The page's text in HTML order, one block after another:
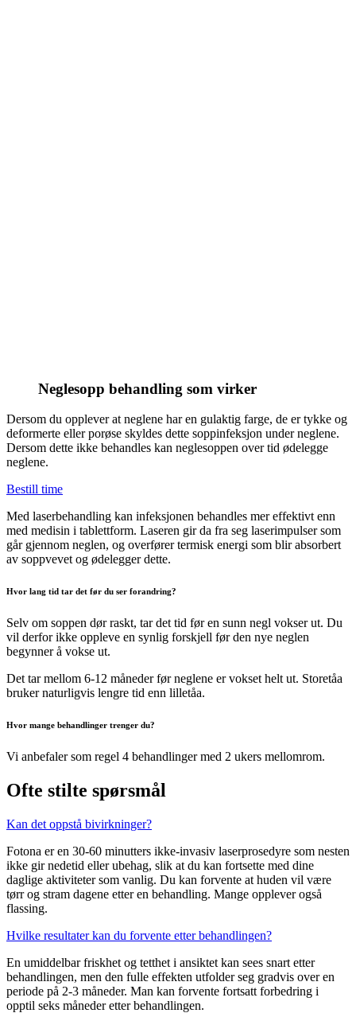
Neglesopp behandling som virker
Dersom du opplever at neglene har en gulaktig farge, de er tykke og
deformerte eller porøse skyldes dette soppinfeksjon under neglene.
Dersom dette ikke behandles kan neglesoppen over tid ødelegge
neglene.
Bestill time
Med laserbehandling kan infeksjonen behandles mer effektivt enn
med medisin i tablettform. Laseren gir da fra seg laserimpulser som
går gjennom neglen, og overfører termisk energi som blir absorbert
av soppvevet og ødelegger dette.
Hvor lang tid tar det før du ser forandring?
Selv om soppen dør raskt, tar det tid før en sunn negl vokser ut. Du
vil derfor ikke oppleve en synlig forskjell før den nye neglen
begynner å vokse ut.
Det tar mellom 6-12 måneder før neglene er vokset helt ut. Storetåa
bruker naturligvis lengre tid enn lilletåa.
Hvor mange behandlinger trenger du?
Vi anbefaler som regel 4 behandlinger med 2 ukers mellomrom.
Ofte stilte spørsmål
Kan det oppstå bivirkninger?
Fotona er en 30-60 minutters ikke-invasiv laserprosedyre som nesten
ikke gir nedetid eller ubehag, slik at du kan fortsette med dine
daglige aktiviteter som vanlig. Du kan forvente at huden vil være
tørr og stram dagene etter en behandling. Mange opplever også
flassing.
Hvilke resultater kan du forvente etter behandlingen?
En umiddelbar friskhet og tetthet i ansiktet kan sees snart etter
behandlingen, men den fulle effekten utfolder seg gradvis over en
periode på 2-3 måneder. Man kan forvente fortsatt forbedring i
opptil seks måneder etter behandlingen.